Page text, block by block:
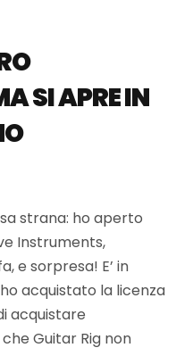
SI APRE IN
strana: ho aperto
Instruments,
e sorpresa! E’ in
acquistato la licenza
acquistare
Guitar Rig non